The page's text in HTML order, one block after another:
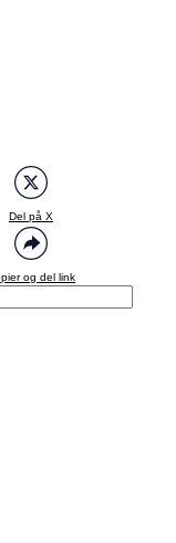
Del på X
og del link